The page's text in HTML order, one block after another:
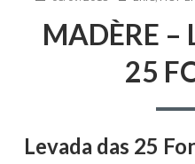
MADÈRE –
25
Levada das 25